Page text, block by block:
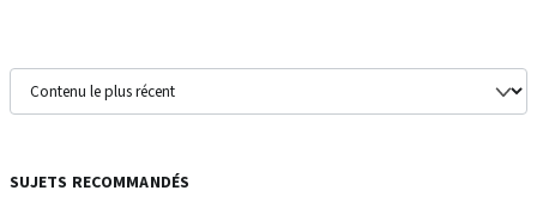
SUJETS RECOMMANDÉS